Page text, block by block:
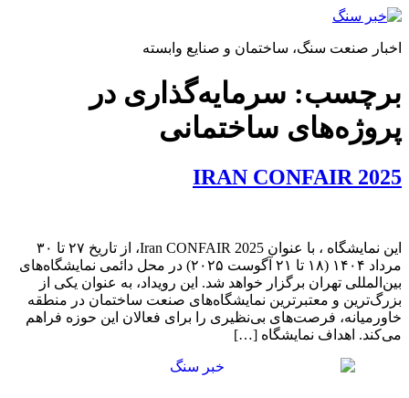
پرش
محتوا
اخبار صنعت سنگ، ساختمان و صنایع وابسته
برچسب: سرمایه‌گذاری در
پروژه‌های ساختمانی
IRAN CONFAIR 2025
این نمایشگاه ، با عنوان Iran CONFAIR 2025، از تاریخ ۲۷ تا ۳۰
مرداد ۱۴۰۴ (۱۸ تا ۲۱ آگوست ۲۰۲۵) در محل دائمی نمایشگاه‌های
بین‌المللی تهران برگزار خواهد شد. این رویداد، به عنوان یکی از
بزرگ‌ترین و معتبرترین نمایشگاه‌های صنعت ساختمان در منطقه
خاورمیانه، فرصت‌های بی‌نظیری را برای فعالان این حوزه فراهم
می‌کند. اهداف نمایشگاه […]